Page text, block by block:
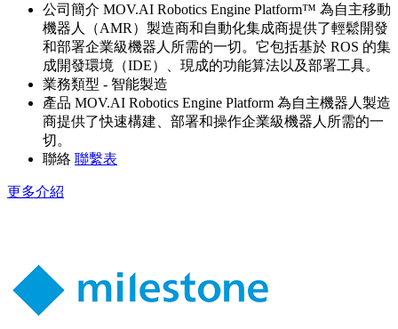
公司簡介 MOV.AI Robotics Engine Platform™ 為自主移動
機器人（AMR）製造商和自動化集成商提供了輕鬆開發
和部署企業級機器人所需的一切。它包括基於 ROS 的集
成開發環境（IDE）、現成的功能算法以及部署工具。
業務類型 - 智能製造
產品 MOV.AI Robotics Engine Platform 為自主機器人製造
商提供了快速構建、部署和操作企業級機器人所需的一
切。
聯絡 聯繫表
更多介紹